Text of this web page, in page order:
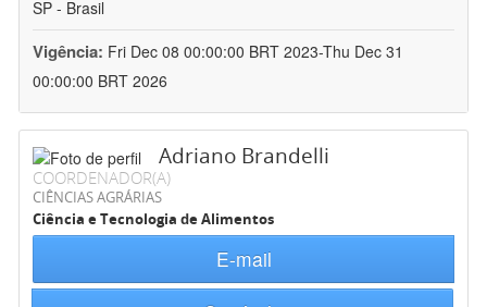
SP - Brasil
Vigência: Fri Dec 08 00:00:00 BRT 2023-Thu Dec 31
00:00:00 BRT 2026
Adriano Brandelli
COORDENADOR(A)
CIÊNCIAS AGRÁRIAS
Ciência e Tecnologia de Alimentos
E-mail